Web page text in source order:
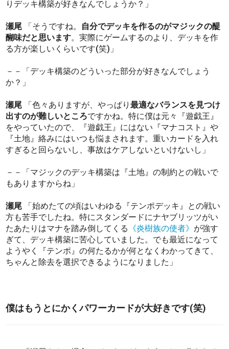
りデッキ構築が好きなんでしょうか？」
瀬尾 「そうですね。 自分でデッキを作るのがマジックの醍
醐味だと思います。実際にゲームするのより、デッキを作
る方が楽しいくらいです(笑)」
－－「デッキ構築のどういった部分が好きなんでしょう
か？」
瀬尾 「色々ありますが、やっぱり最適なバランスを見つけ
出すのが難しいところですかね。特に僕は元々『遊戯王』
をやっていたので、『遊戯王』にはない『マナコスト』や
『土地』絡みにはいつも悩まされます。重いカードを入れ
すぎると回らないし、事故はケアしないといけないし」
－－「マジックのデッキ構築は『土地』の制約との戦いで
もありますからね」
瀬尾
「始めたての頃はいわゆる『テンポデッキ』との戦い
方も苦手でしたね。特にスタンダードにナヤブリッツがい
たあたりはマナを踏み倒してくる 《炎樹族の使者》 が強す
ぎて、デッキ構築に苦心していました。でも最近になって
ようやく『テンポ』の何たるかが何となくわかってきて、
ちゃんと除去を選択できるようになりました」
僕はもうとにかくパワーカードが大好きです(笑)